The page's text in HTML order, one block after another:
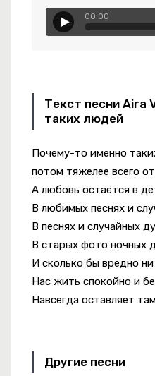
00:00
Текст песни Aira
таких людей
Почему-то именно
потом тяжелее всего
А любовь остаётся в
В любимых песнях и
В песнях и случайных
В старых фото ночных
И сколько бы вредно ни
Нас жить спокойно и
Навсегда оставляет
Другие песни
Хочу Кричать
Красные
Сегодня Вдруг Послали